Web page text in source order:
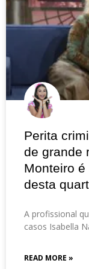
Perita
de grande
Monteiro
desta
A profissional
casos Isabella
READ MORE »